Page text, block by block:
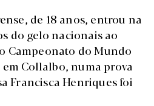
de 18 anos, entrou na
do gelo nacionais ao
Campeonato do Mundo
Collalbo, numa prova
Francisca Henriques foi